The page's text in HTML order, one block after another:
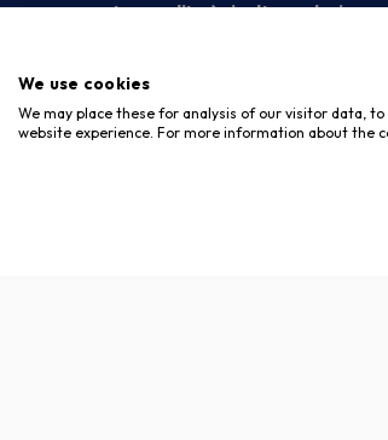
La vendita è rivolta
We use cookies
We may place these for analysis of our visitor data,
website experience. For more information about the